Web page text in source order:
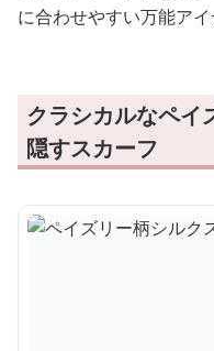
に合わせやすい万能アイ
クラシカルなペイ
隠すスカーフ